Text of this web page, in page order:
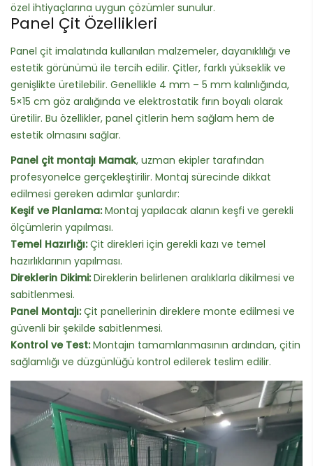
özel ihtiyaçlarına uygun çözümler sunulur.
Panel Çit Özellikleri
Panel çit imalatında kullanılan malzemeler, dayanıklılığı ve
estetik görünümü ile tercih edilir. Çitler, farklı yükseklik ve
genişlikte üretilebilir. Genellikle 4 mm – 5 mm kalınlığında,
5×15 cm göz aralığında ve elektrostatik fırın boyalı olarak
üretilir. Bu özellikler, panel çitlerin hem sağlam hem de
estetik olmasını sağlar.
Panel çit montajı Mamak, uzman ekipler tarafından
profesyonelce gerçekleştirilir. Montaj sürecinde dikkat
edilmesi gereken adımlar şunlardır:
Keşif ve Planlama:Montaj yapılacak alanın keşfi ve gerekli
ölçümlerin yapılması.
Temel Hazırlığı:Çit direkleri için gerekli kazı ve temel
hazırlıklarının yapılması.
Direklerin Dikimi:Direklerin belirlenen aralıklarla dikilmesi ve
sabitlenmesi.
Panel Montajı:Çit panellerinin direklere monte edilmesi ve
güvenli bir şekilde sabitlenmesi.
Kontrol ve Test:Montajın tamamlanmasının ardından, çitin
sağlamlığı ve düzgünlüğü kontrol edilerek teslim edilir.